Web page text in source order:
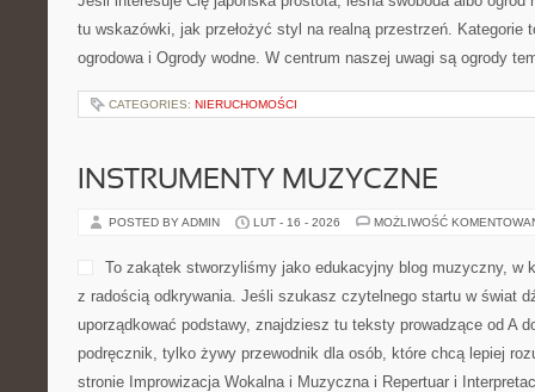
tu wskazówki, jak przełożyć styl na realną przestrzeń. Kategorie
ogrodowa i Ogrody wodne. W centrum naszej uwagi są ogrody
CATEGORIES: NIERUCHOMOŚCI
INSTRUMENTY MUZYCZNE
POSTED BY ADMIN LUT - 16 - 2026 MOŻLIWOŚĆ
To zakątek stworzyliśmy jako edukacyjny blog muzyczny, w
z radością odkrywania. Jeśli szukasz czytelnego startu w świat
uporządkować podstawy, znajdziesz tu teksty prowadzące od A
podręcznik, tylko żywy przewodnik dla osób, które chcą lepiej
stronie Improwizacja Wokalna i Muzyczna i Repertuar i